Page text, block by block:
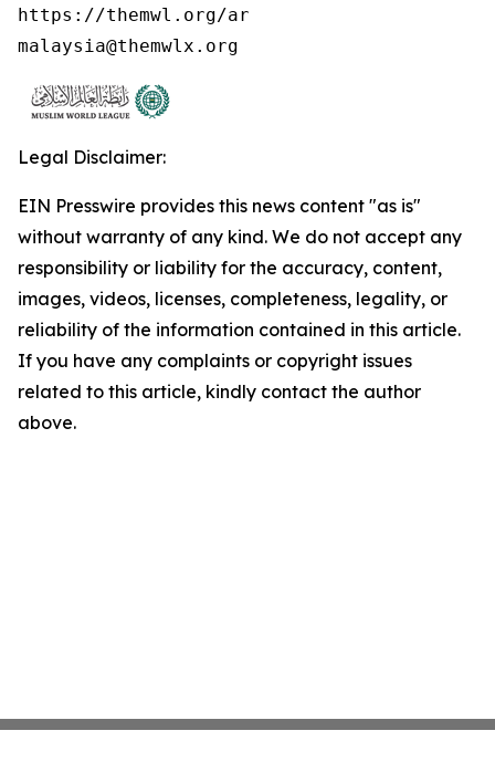
https://themwl.org/ar
malaysia@themwlx.org
Legal Disclaimer:
EIN Presswire provides this news content "as is"
without warranty of any kind. We do not accept any
responsibility or liability for the accuracy, content,
images, videos, licenses, completeness, legality, or
reliability of the information contained in this article.
If you have any complaints or copyright issues
related to this article, kindly contact the author
above.